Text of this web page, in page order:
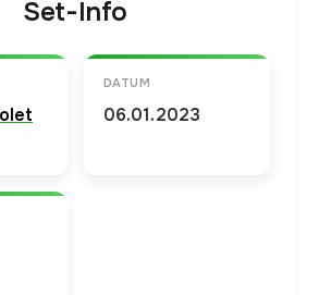
Set-Info
DATUM
06.01.2023